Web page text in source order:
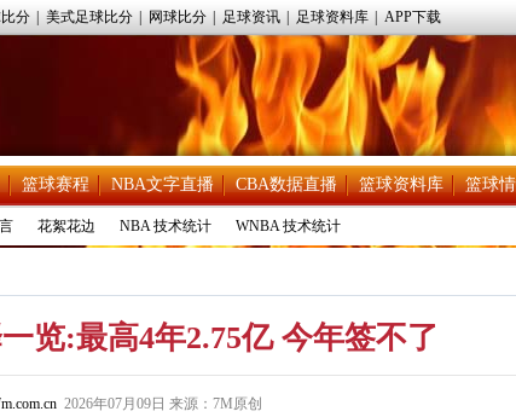
分 美式足球比分 网球比分 足球资讯 足球资料库 APP下载
篮球赛程 NBA文字直播 CBA数据直播 篮球资料库 篮球
花絮花边 NBA 技术统计 WNBA 技术统计
览:最高4年2.75亿 今年签不了
2026年07月09日 来源：7M原创